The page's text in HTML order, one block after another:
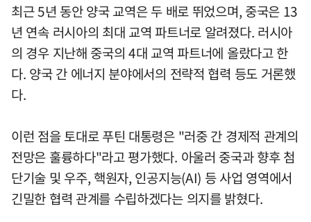
최근 5년 동안 양국 교역은 두 배로 뛰었으며, 중국은 13
년 연속 러시아의 최대 교역 파트너로 알려졌다. 러시아
의 경우 지난해 중국의 4대 교역 파트너에 올랐다고 한
다. 양국 간 에너지 분야에서의 전략적 협력 등도 거론했
다.
이런 점을 토대로 푸틴 대통령은 "러중 간 경제적 관계의
전망은 훌륭하다"라고 평가했다. 아울러 중국과 향후 첨
단기술 및 우주, 핵원자, 인공지능(AI) 등 사업 영역에서
긴밀한 협력 관계를 수립하겠다는 의지를 밝혔다.